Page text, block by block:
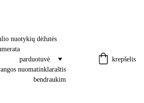
nuotykių dėžutės
parduotuvė
nuomatinklaraštis
bendraukim
krepšelis